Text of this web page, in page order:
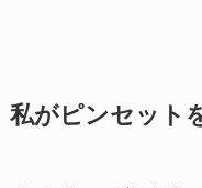
私がピンセット